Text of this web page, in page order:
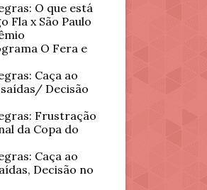
O que está
Fla x São Paulo
O Fera e
Caça ao
Decisão
Frustração
da Copa do
Caça ao
Decisão no